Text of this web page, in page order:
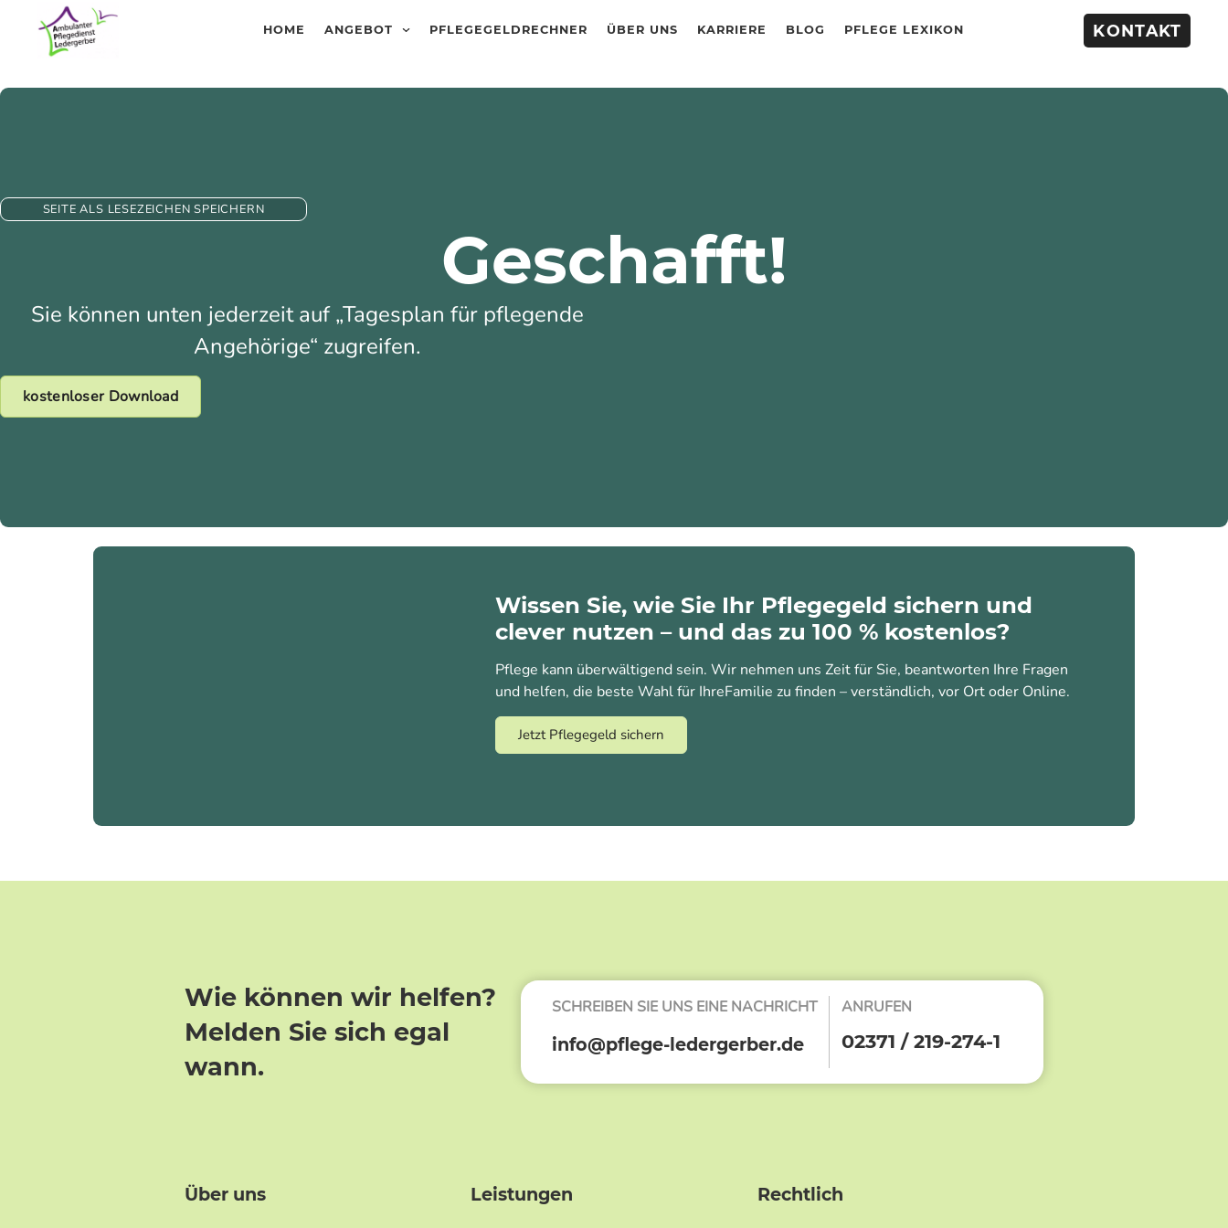
HOME ANGEBOT PFLEGEGELDRECHNER ÜBER UNS KARRIERE BLOG PFLEGE LEXIKON KONTAKT
SEITE ALS LESEZEICHEN SPEICHERN
Geschafft!
Sie können unten jederzeit auf „Tagesplan für pflegende
Angehörige“ zugreifen.
kostenloser Download
Wissen Sie, wie Sie Ihr Pflegegeld sichern und
clever nutzen – und das zu 100 % kostenlos?
Pflege kann überwältigend sein. Wir nehmen uns Zeit für Sie, beantworten Ihre Fragen
und helfen, die beste Wahl für IhreFamilie zu finden – verständlich, vor Ort oder Online.
Jetzt Pflegegeld sichern
Wie können wir helfen?
Melden Sie sich egal
wann.
SCHREIBEN SIE UNS EINE NACHRICHT
info@pflege-ledergerber.de
ANRUFEN
02371 / 219-274-1
Über uns Leistungen Rechtlich